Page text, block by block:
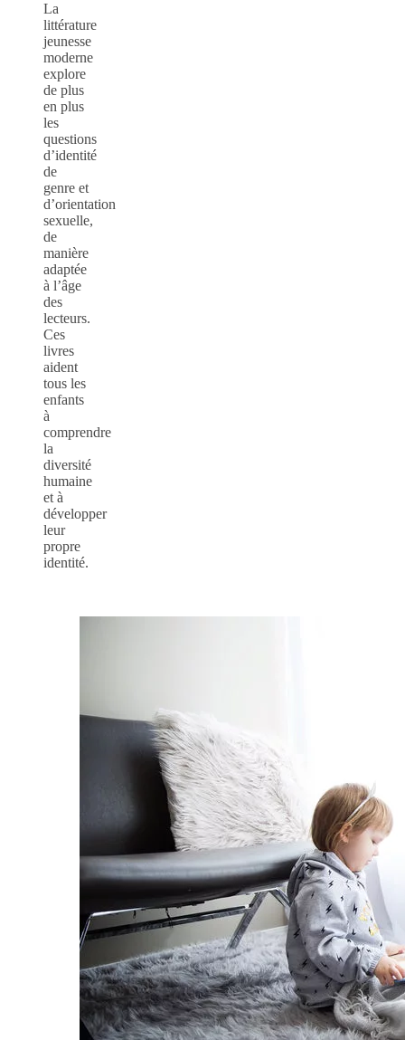
La
littérature
jeunesse
moderne
explore
de plus
en plus
les
questions
d’identité
de
genre et
d’orientation
sexuelle,
de
manière
adaptée
à l’âge
des
lecteurs.
Ces
livres
aident
tous les
enfants
à
comprendre
la
diversité
humaine
et à
développer
leur
propre
identité.